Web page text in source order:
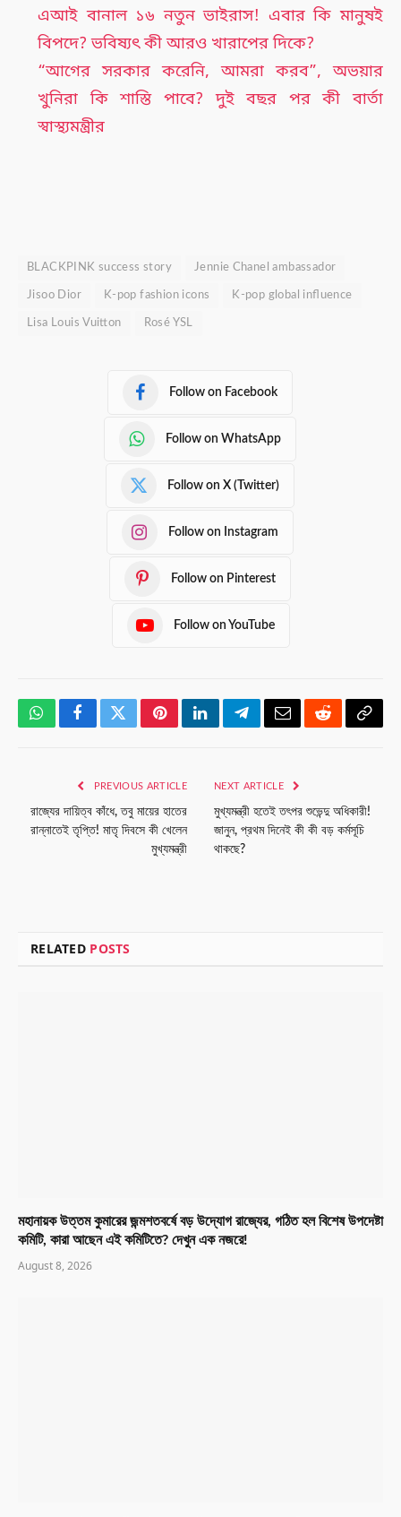
এআই বানাল ১৬ নতুন ভাইরাস! এবার কি মানুষই
বিপদে? ভবিষ্যৎ কী আরও খারাপের দিকে?
“আগের সরকার করেনি, আমরা করব”, অভয়ার
খুনিরা কি শাস্তি পাবে? দুই বছর পর কী বার্তা
স্বাস্থ্যমন্ত্রীর
BLACKPINK success story Jennie Chanel ambassador
Jisoo Dior K-pop fashion icons K-pop global influence
Lisa Louis Vuitton Rosé YSL
Follow on Facebook
Follow on WhatsApp
Follow on X (Twitter)
Follow on Instagram
Follow on Pinterest
Follow on YouTube
WhatsAppFacebookTwitterPinterestLinkedInTelegramEmailRedditCopy
PREVIOUS ARTICLE
রাজ্যের দায়িত্ব কাঁধে, তবু মায়ের হাতের
রান্নাতেই তৃপ্তি! মাতৃ দিবসে কী খেলেন
মুখ্যমন্ত্রী
NEXT ARTICLE
মুখ্যমন্ত্রী হতেই তৎপর শুভেন্দু অধিকারী!
জানুন, প্রথম দিনেই কী কী বড় কর্মসূচি
থাকছে?
RELATED POSTS
মহানায়ক উত্তম কুমারের জন্মশতবর্ষে বড় উদ্যোগ রাজ্যের, গঠিত হল বিশেষ উপদেষ্টা
কমিটি, কারা আছেন এই কমিটিতে? দেখুন এক নজরে!
August 8, 2026